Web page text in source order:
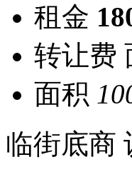
租金
转让费
面积
临街底商